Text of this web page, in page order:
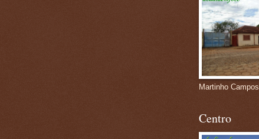
Martinho Campos
Centro